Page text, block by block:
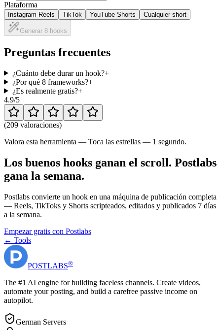
Plataforma
Instagram Reels TikTok YouTube Shorts Cualquier short
Generar 8 hooks
Preguntas frecuentes
¿Cuánto debe durar un hook?+
¿Por qué 8 frameworks?+
¿Es realmente gratis?+
4.9/5
(209 valoraciones)
Valora esta herramienta — Toca las estrellas — 1 segundo.
Los buenos hooks ganan el scroll. Postlabs
gana la semana.
Postlabs convierte un hook en una máquina de publicación completa
— Reels, TikToks y Shorts scripteados, editados y publicados 7 días
a la semana.
Empezar gratis con Postlabs
← Tools
POSTLABS®
The #1 AI engine for building faceless channels. Create videos,
automate your posting, and build a carefree passive income on
autopilot.
German Servers